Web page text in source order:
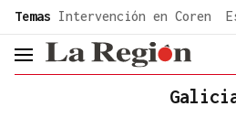
common.go-to-content
Temas Intervención en Coren
header.menu.open